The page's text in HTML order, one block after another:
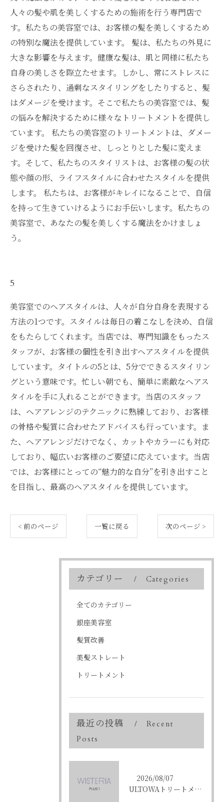
人々の髪や肌を美しくするための施術を行う専門店で
す。私たちの美容室では、お客様の髪を美しくするため
の特別な魔法を提供しています。 髪は、私たちの外見に
大きな影響を与えます。健康な髪は、肌と同様に私たち
自身の美しさを際立たせます。しかし、常にストレスに
さらされたり、過剰なスタイリングをしたりすると、髪
はダメージを受けます。そこで私たちの美容室では、髪
の悩みを解決するために様々なトリートメントを提供し
ています。 私たちの美容室のトリートメントは、ダメー
ジを受けた髪を回復させ、しっとりとした髪に変えま
す。そして、私たちのスタイリストは、お客様の髪の状
態や顔の形、ライフスタイルに合わせたスタイルを提供
します。 私たちは、お客様がキレイになることで、自信
を持って生きていけるようにお手伝いします。私たちの
美容室で、あなたの髪を美しくする魔法をかけましょ
う。
5
美容室でのヘアスタイルは、人々が自分自身を表現する
方法の1つです。スタイルは毎日の着こなしを決め、自信
をもたらしてくれます。当店では、専門知識をもったス
タッフが、お客様の個性を引き出すヘアスタイルを提供
しています。タイトルの5とは、5分でできるスタイリン
グという意味です。忙しい朝でも、簡単に素敵なヘアス
タイルを手に入れることができます。当店のスタッフ
は、ヘアアレンジのテクニックに熟練しており、お客様
の骨格や髪質に合わせたアドバイスも行っています。ま
た、ヘアアレンジだけでなく、カットやカラーにも対応
しており、幅広いお客様のご要望に応えています。当店
では、お客様にとっての“魅力的な自分”を引き出すこと
を目指し、最高のヘアスタイルを提供しています。
< 前のページ 一覧に戻る 次のページ >
カテゴリー Categories
全てのカテゴリー
銀座美容室
髪質改善
美髪ストレート
トリートメント
最近の投稿
Recent
Posts
2026/08/07
ULTOWAトリートメントで東京都中央区銀座の髪質改善を目指す人への効果と選び方ガイド